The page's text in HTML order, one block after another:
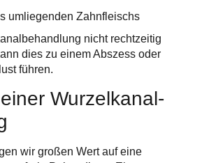
umliegenden Zahnfleischs
nicht rechtzeitig
dies zu einem Abszess oder
führen.
Wurzelkanal­
wir großen Wert auf eine